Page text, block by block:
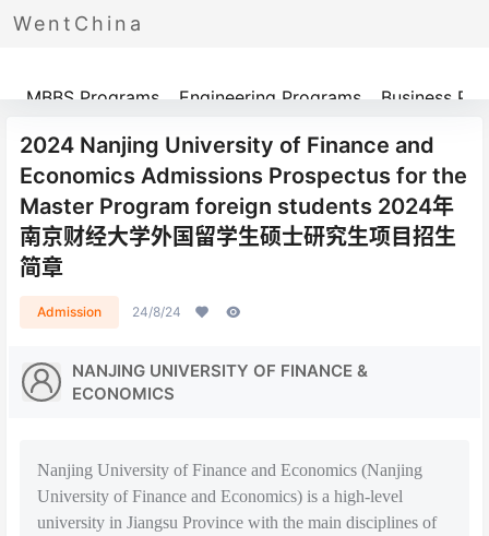
WentChina
Programs
MBBS Programs Engineering Programs Business
2024 Nanjing University of Finance and
Economics Admissions Prospectus for the
Master Program foreign students 2024年
南京财经大学外国留学生硕士研究生项目招生
简章
Admission 24/8/24
NANJING UNIVERSITY OF FINANCE &
ECONOMICS
Nanjing University of Finance and Economics (Nanjing
University of Finance and Economics) is a high-level
university in Jiangsu Province with the main disciplines of